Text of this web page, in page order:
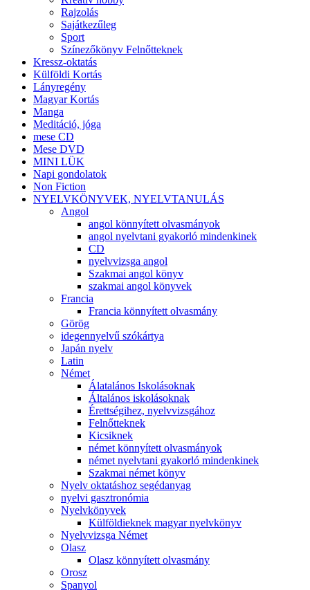
Rajzolás
Sajátkezűleg
Sport
Színezőkönyv Felnőtteknek
Kressz-oktatás
Külföldi Kortás
Lányregény
Magyar Kortás
Manga
Meditáció, jóga
mese CD
Mese DVD
MINI LÜK
Napi gondolatok
Non Fiction
NYELVKÖNYVEK, NYELVTANULÁS
Angol
angol könnyített olvasmányok
angol nyelvtani gyakorló mindenkinek
CD
nyelvvizsga angol
Szakmai angol könyv
szakmai angol könyvek
Francia
Francia könnyített olvasmány
Görög
idegennyelvű szókártya
Japán nyelv
Latin
Német
Álatalános Iskolásoknak
Általános iskolásoknak
Érettségihez, nyelvvizsgához
Felnőtteknek
Kicsiknek
német könnyített olvasmányok
német nyelvtani gyakorló mindenkinek
Szakmai német könyv
Nyelv oktatáshoz segédanyag
nyelvi gasztronómia
Nyelvkönyvek
Külföldieknek magyar nyelvkönyv
Nyelvvizsga Német
Olasz
Olasz könnyített olvasmány
Orosz
Spanyol